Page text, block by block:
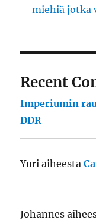
miehiä jotka
Recent
Imperiumin
DDR
Yuri aiheesta
Johannes